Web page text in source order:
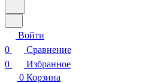
Войти
0
Сравнение
0
Избранное
0 Корзина